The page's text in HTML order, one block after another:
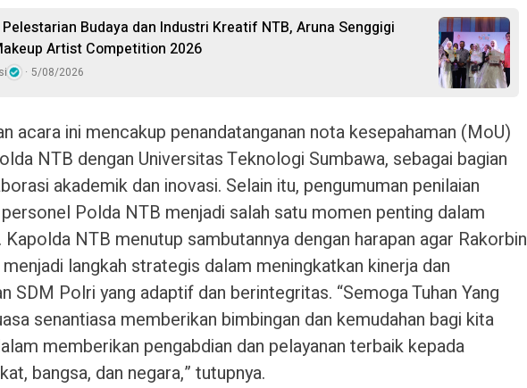
Pelestarian Budaya dan Industri Kreatif NTB, Aruna Senggigi
Artist Competition 2026
5/08/2026
acara ini mencakup penandatanganan nota kesepahaman (MoU)
NTB dengan Universitas Teknologi Sumbawa, sebagai bagian
akademik dan inovasi. Selain itu, pengumuman penilaian
Polda NTB menjadi salah satu momen penting dalam
Kapolda NTB menutup sambutannya dengan harapan agar Rakorbin
langkah strategis dalam meningkatkan kinerja dan
SDM Polri yang adaptif dan berintegritas. “Semoga Tuhan Yang
senantiasa memberikan bimbingan dan kemudahan bagi kita
memberikan pengabdian dan pelayanan terbaik kepada
bangsa, dan negara,” tutupnya.